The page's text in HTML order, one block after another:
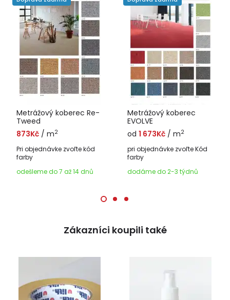
Metrážový koberec Re-
Tweed
873Kč / m2
Pri objednávke zvoľte kód
farby
odešleme do 7 až 14 dnů
Metrážový koberec
EVOLVE
od 1 673Kč / m2
pri objednávke zvoľte Kód
farby
dodáme do 2-3 týdnů
Zákazníci koupili také